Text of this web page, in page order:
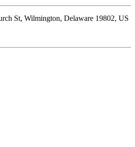
St, Wilmington, Delaware 19802, US